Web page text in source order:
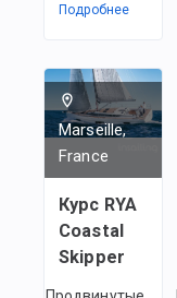
Подробнее
Marseille,
France
Курс RYA
Coastal
Skipper